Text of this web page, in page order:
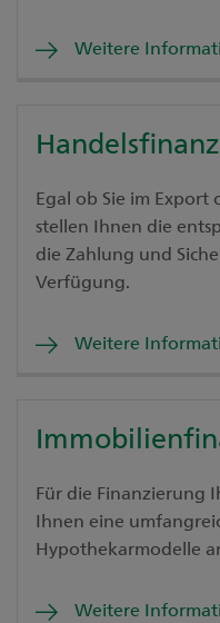
Weitere
Egal ob Sie im
stellen Ihnen die
die Zahlung und
Verfügung.
Weitere
Für die Finanzierung
Ihnen eine
Hypothekarmodelle
Weitere